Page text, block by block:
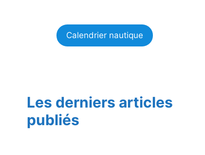
Calendrier nautique
Les derniers articles
publiés